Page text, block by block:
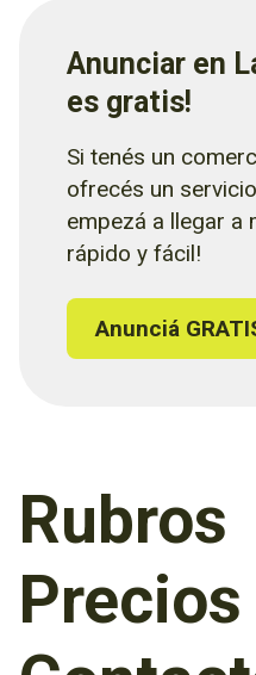
Anunciar en
es gratis!
Si tenés un
ofrecés un
empezá a llegar a
rápido y fácil!
Anunciá
Rubros
Precios